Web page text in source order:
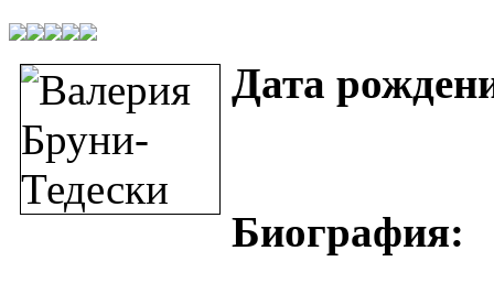
Дата
Биография: